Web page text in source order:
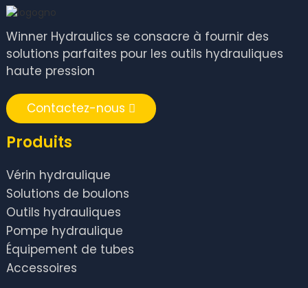
Winner Hydraulics se consacre à fournir des
solutions parfaites pour les outils hydrauliques
haute pression
Contactez-nous
Produits
Vérin hydraulique
Solutions de boulons
Outils hydrauliques
Pompe hydraulique
Équipement de tubes
Accessoires